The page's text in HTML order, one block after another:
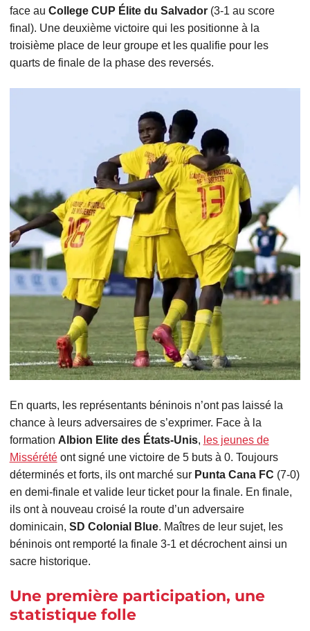
face au College CUP Élite du Salvador(3-1 au score
final). Une deuxième victoire qui les positionne à la
troisième place de leur groupe et les qualifie pour les
quarts de finale de la phase des reversés.
En quarts, les représentants béninois n’ont pas laissé la
chance à leurs adversaires de s’exprimer. Face à la
formation Albion Elite des États-Unis, les jeunes de
Missérétéont signé une victoire de 5 buts à 0. Toujours
déterminés et forts, ils ont marché sur Punta Cana FC (7-0)
en demi-finale et valide leur ticket pour la finale. En finale,
ils ont à nouveau croisé la route d’un adversaire
dominicain, SD Colonial Blue. Maîtres de leur sujet, les
béninois ont remporté la finale 3-1 et décrochent ainsi un
sacre historique.
Une première participation, une
statistique folle